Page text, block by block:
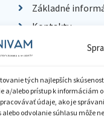
tých najlepších
a/alebo prístup k informáciám
údaje, ako je
alebo odvolanie súhlasu môže
Základné
Kontakty
Kariéra
Pracoviská
Dokumenty
Knižnica